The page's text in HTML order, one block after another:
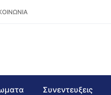
Συνεντευξεις